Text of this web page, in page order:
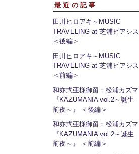
最近の記事
田川ヒロアキ～MUSIC
TRAVELING at 芝浦ピアシス
＜後編＞
田川ヒロアキ～MUSIC
TRAVELING at 芝浦ピアシス
＜前編＞
和亦弍亜様御留：松浦カズマ
『KAZUMANIA vol.2～誕生
前夜～』 ＜後編＞
和亦弍亜様御留：松浦カズマ
『KAZUMANIA vol.2～誕生
前夜～』 ＜前編＞